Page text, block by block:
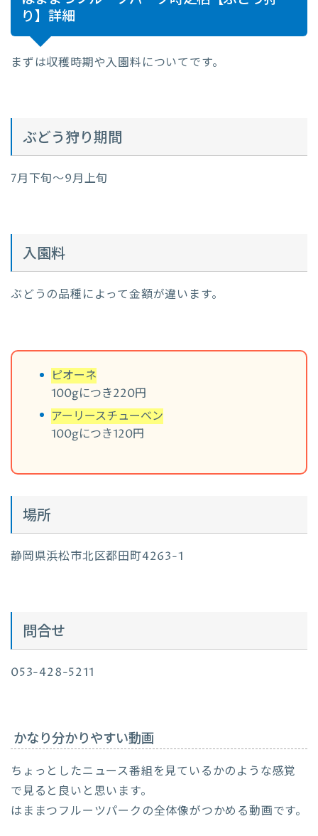
り】詳細
まずは収穫時期や入園料についてです。
ぶどう狩り期間
7月下旬～9月上旬
入園料
ぶどうの品種によって金額が違います。
ピオーネ
100gにつき220円
アーリースチューベン
100gにつき120円
場所
静岡県浜松市北区都田町4263-1
問合せ
053-428-5211
かなり分かりやすい動画
ちょっとしたニュース番組を見ているかのような感覚
で見ると良いと思います。
はままつフルーツパークの全体像がつかめる動画です。